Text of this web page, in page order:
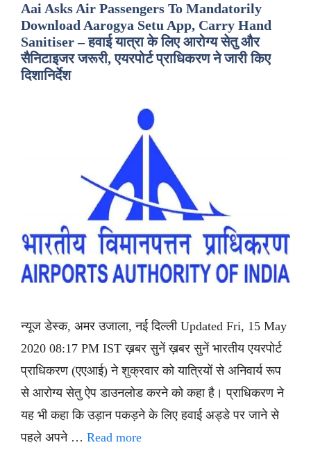
Aai Asks Air Passengers To Mandatorily
Download Aarogya Setu App, Carry Hand
Sanitiser – हवाई यात्रा के लिए आरोग्य सेतु और
सैनिटाइजर जरूरी, एयरपोर्ट प्राधिकरण ने जारी किए
दिशानिर्देश
न्यूज डेस्क, अमर उजाला, नई दिल्ली Updated Fri, 15 May
2020 08:17 PM IST ख़बर सुनें ख़बर सुनें भारतीय एयरपोर्ट
प्राधिकरण (एएआई) ने शुक्रवार को यात्रियों से अनिवार्य रूप
से आरोग्य सेतु ऐप डाउनलोड करने को कहा है। प्राधिकरण ने
यह भी कहा कि उड़ान पकड़ने के लिए हवाई अड्डे पर जाने से
पहले अपने … Read more